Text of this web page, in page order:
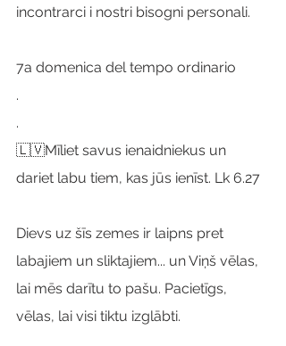
incontrarci i nostri bisogni personali.
7a domenica del tempo ordinario
.
.
🇱🇻Mīliet savus ienaidniekus un
dariet labu tiem, kas jūs ienīst. Lk 6.27
Dievs uz šīs zemes ir laipns pret
labajiem un sliktajiem... un Viņš vēlas,
lai mēs darītu to pašu. Pacietīgs,
vēlas, lai visi tiktu izglābti.